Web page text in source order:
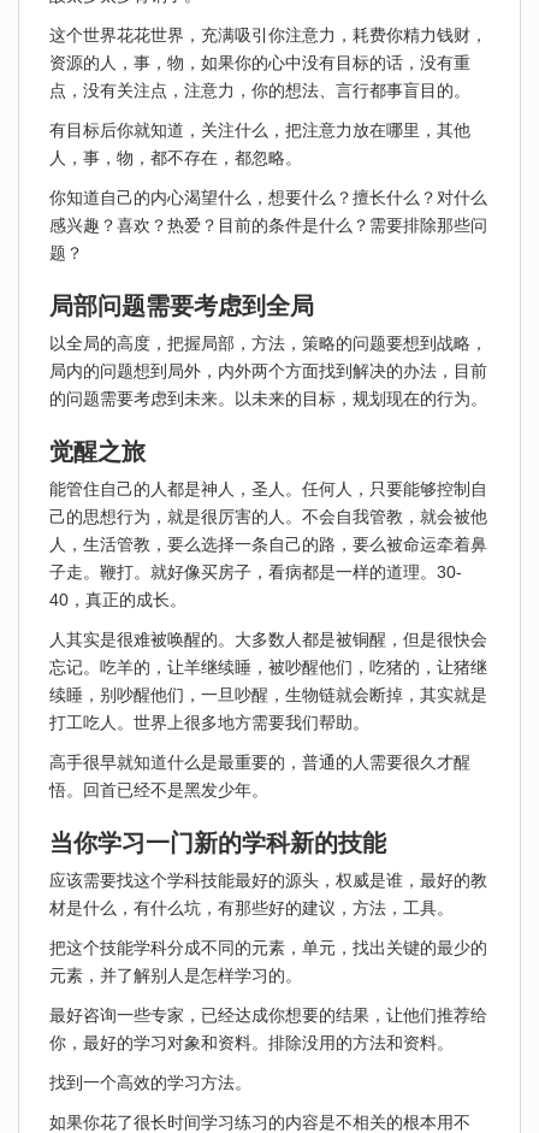
这个世界花花世界，充满吸引你注意力，耗费你精力钱财，
资源的人，事，物，如果你的心中没有目标的话，没有重
点，没有关注点，注意力，你的想法、言行都事盲目的。
有目标后你就知道，关注什么，把注意力放在哪里，其他
人，事，物，都不存在，都忽略。
你知道自己的内心渴望什么，想要什么？擅长什么？对什么
感兴趣？喜欢？热爱？目前的条件是什么？需要排除那些问
题？
局部问题需要考虑到全局
以全局的高度，把握局部，方法，策略的问题要想到战略，
局内的问题想到局外，内外两个方面找到解决的办法，目前
的问题需要考虑到未来。以未来的目标，规划现在的行为。
觉醒之旅
能管住自己的人都是神人，圣人。任何人，只要能够控制自
己的思想行为，就是很厉害的人。不会自我管教，就会被他
人，生活管教，要么选择一条自己的路，要么被命运牵着鼻
子走。鞭打。就好像买房子，看病都是一样的道理。30-
40，真正的成长。
人其实是很难被唤醒的。大多数人都是被铜醒，但是很快会
忘记。吃羊的，让羊继续睡，被吵醒他们，吃猪的，让猪继
续睡，别吵醒他们，一旦吵醒，生物链就会断掉，其实就是
打工吃人。世界上很多地方需要我们帮助。
高手很早就知道什么是最重要的，普通的人需要很久才醒
悟。回首已经不是黑发少年。
当你学习一门新的学科新的技能
应该需要找这个学科技能最好的源头，权威是谁，最好的教
材是什么，有什么坑，有那些好的建议，方法，工具。
把这个技能学科分成不同的元素，单元，找出关键的最少的
元素，并了解别人是怎样学习的。
最好咨询一些专家，已经达成你想要的结果，让他们推荐给
你，最好的学习对象和资料。排除没用的方法和资料。
找到一个高效的学习方法。
如果你花了很长时间学习练习的内容是不相关的根本用不